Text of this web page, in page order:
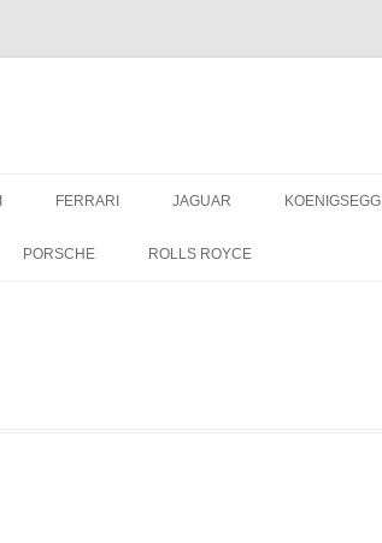
FERRARI JAGUAR KOENIGSEGG
PORSCHE ROLLS ROYCE